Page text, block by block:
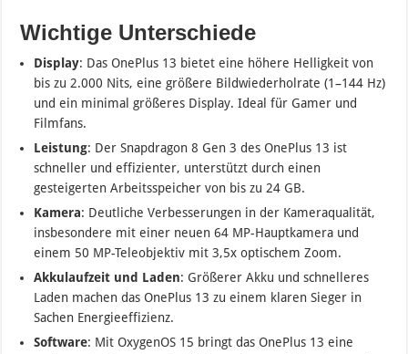
Wichtige Unterschiede
Display: Das OnePlus 13 bietet eine höhere Helligkeit von
bis zu 2.000 Nits, eine größere Bildwiederholrate (1–144 Hz)
und ein minimal größeres Display. Ideal für Gamer und
Filmfans.
Leistung: Der Snapdragon 8 Gen 3 des OnePlus 13 ist
schneller und effizienter, unterstützt durch einen
gesteigerten Arbeitsspeicher von bis zu 24 GB.
Kamera: Deutliche Verbesserungen in der Kameraqualität,
insbesondere mit einer neuen 64 MP-Hauptkamera und
einem 50 MP-Teleobjektiv mit 3,5x optischem Zoom.
Akkulaufzeit und Laden: Größerer Akku und schnelleres
Laden machen das OnePlus 13 zu einem klaren Sieger in
Sachen Energieeffizienz.
Software: Mit OxygenOS 15 bringt das OnePlus 13 eine